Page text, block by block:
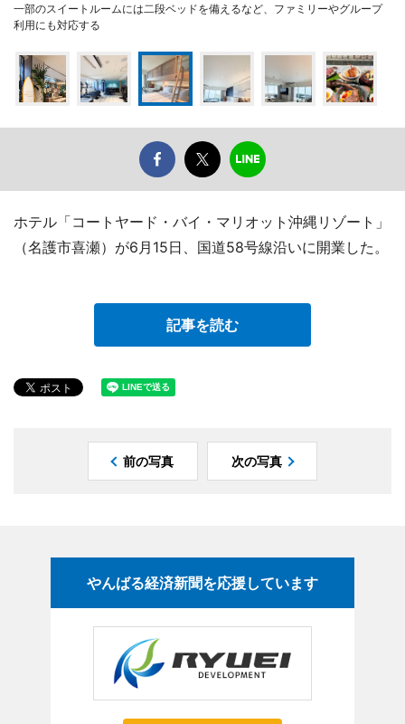
一部のスイートルームには二段ベッドを備えるなど、ファミリーやグループ
利用にも対応する
ホテル「コートヤード・バイ・マリオット沖縄リゾート」
（名護市喜瀬）が6月15日、国道58号線沿いに開業した。
記事を読む
前の写真 次の写真
やんばる経済新聞を応援しています